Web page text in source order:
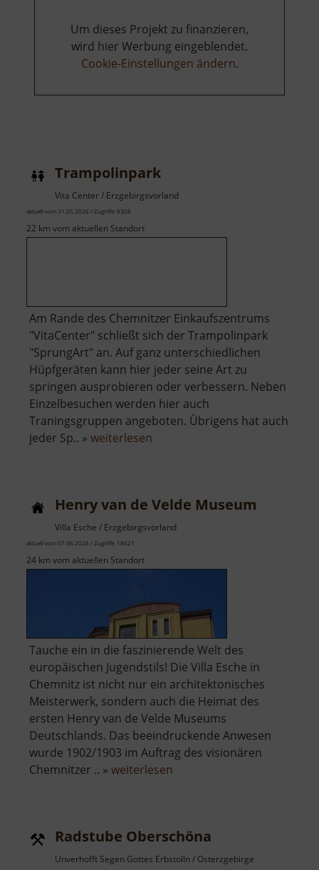
Um dieses Projekt zu finanzieren,
wird hier Werbung eingeblendet.
Cookie-Einstellungen ändern.
Trampolinpark
Vita Center / Erzgebirgsvorland
aktuell vom 31.05.2026 / Zugriffe: 8308
22 km vom aktuellen Standort
Am Rande des Chemnitzer Einkaufszentrums
"VitaCenter" schließt sich der Trampolinpark
"SprungArt" an. Auf ganz unterschiedlichen
Hüpfgeräten kann hier jeder seine Art zu
springen ausprobieren oder verbessern. Neben
Einzelbesuchen werden hier auch
Traningsgruppen angeboten. Übrigens hat auch
jeder Sp.. » weiterlesen
Henry van de Velde Museum
Villa Esche / Erzgebirgsvorland
aktuell vom 07.06.2026 / Zugriffe: 18621
24 km vom aktuellen Standort
Tauche ein in die faszinierende Welt des
europäischen Jugendstils! Die Villa Esche in
Chemnitz ist nicht nur ein architektonisches
Meisterwerk, sondern auch die Heimat des
ersten Henry van de Velde Museums
Deutschlands. Das beeindruckende Anwesen
wurde 1902/1903 im Auftrag des visionären
Chemnitzer .. » weiterlesen
Velde
Museum
Radstube Oberschöna
Unverhofft Segen Gottes Erbstolln / Osterzgebirge